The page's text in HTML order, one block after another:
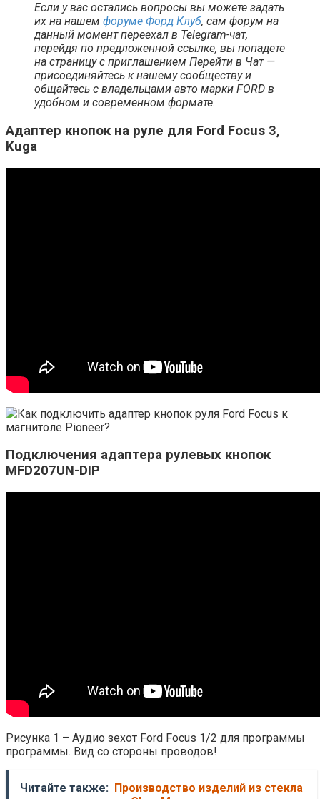
Если у вас остались вопросы вы можете задать
их на нашем форуме Форд Клуб, сам форум на
данный момент переехал в Telegram-чат,
перейдя по предложенной ссылке, вы попадете
на страницу с приглашением Перейти в Чат —
присоединяйтесь к нашему сообществу и
общайтесь с владельцами авто марки FORD в
удобном и современном формате.
Адаптер кнопок на руле для Ford Focus 3,
Kuga
Подключения адаптера рулевых кнопок
MFD207UN-DIP
Рисунка 1 – Аудио зехот Ford Focus 1/2 для программы
программы. Вид со стороны проводов!
Читайте также: Производство изделий из стекла